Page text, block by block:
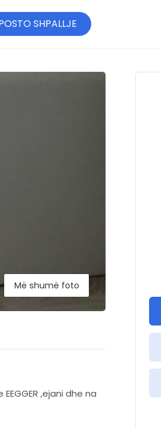
SHPALLJE
Më shumë foto
,ejani dhe na